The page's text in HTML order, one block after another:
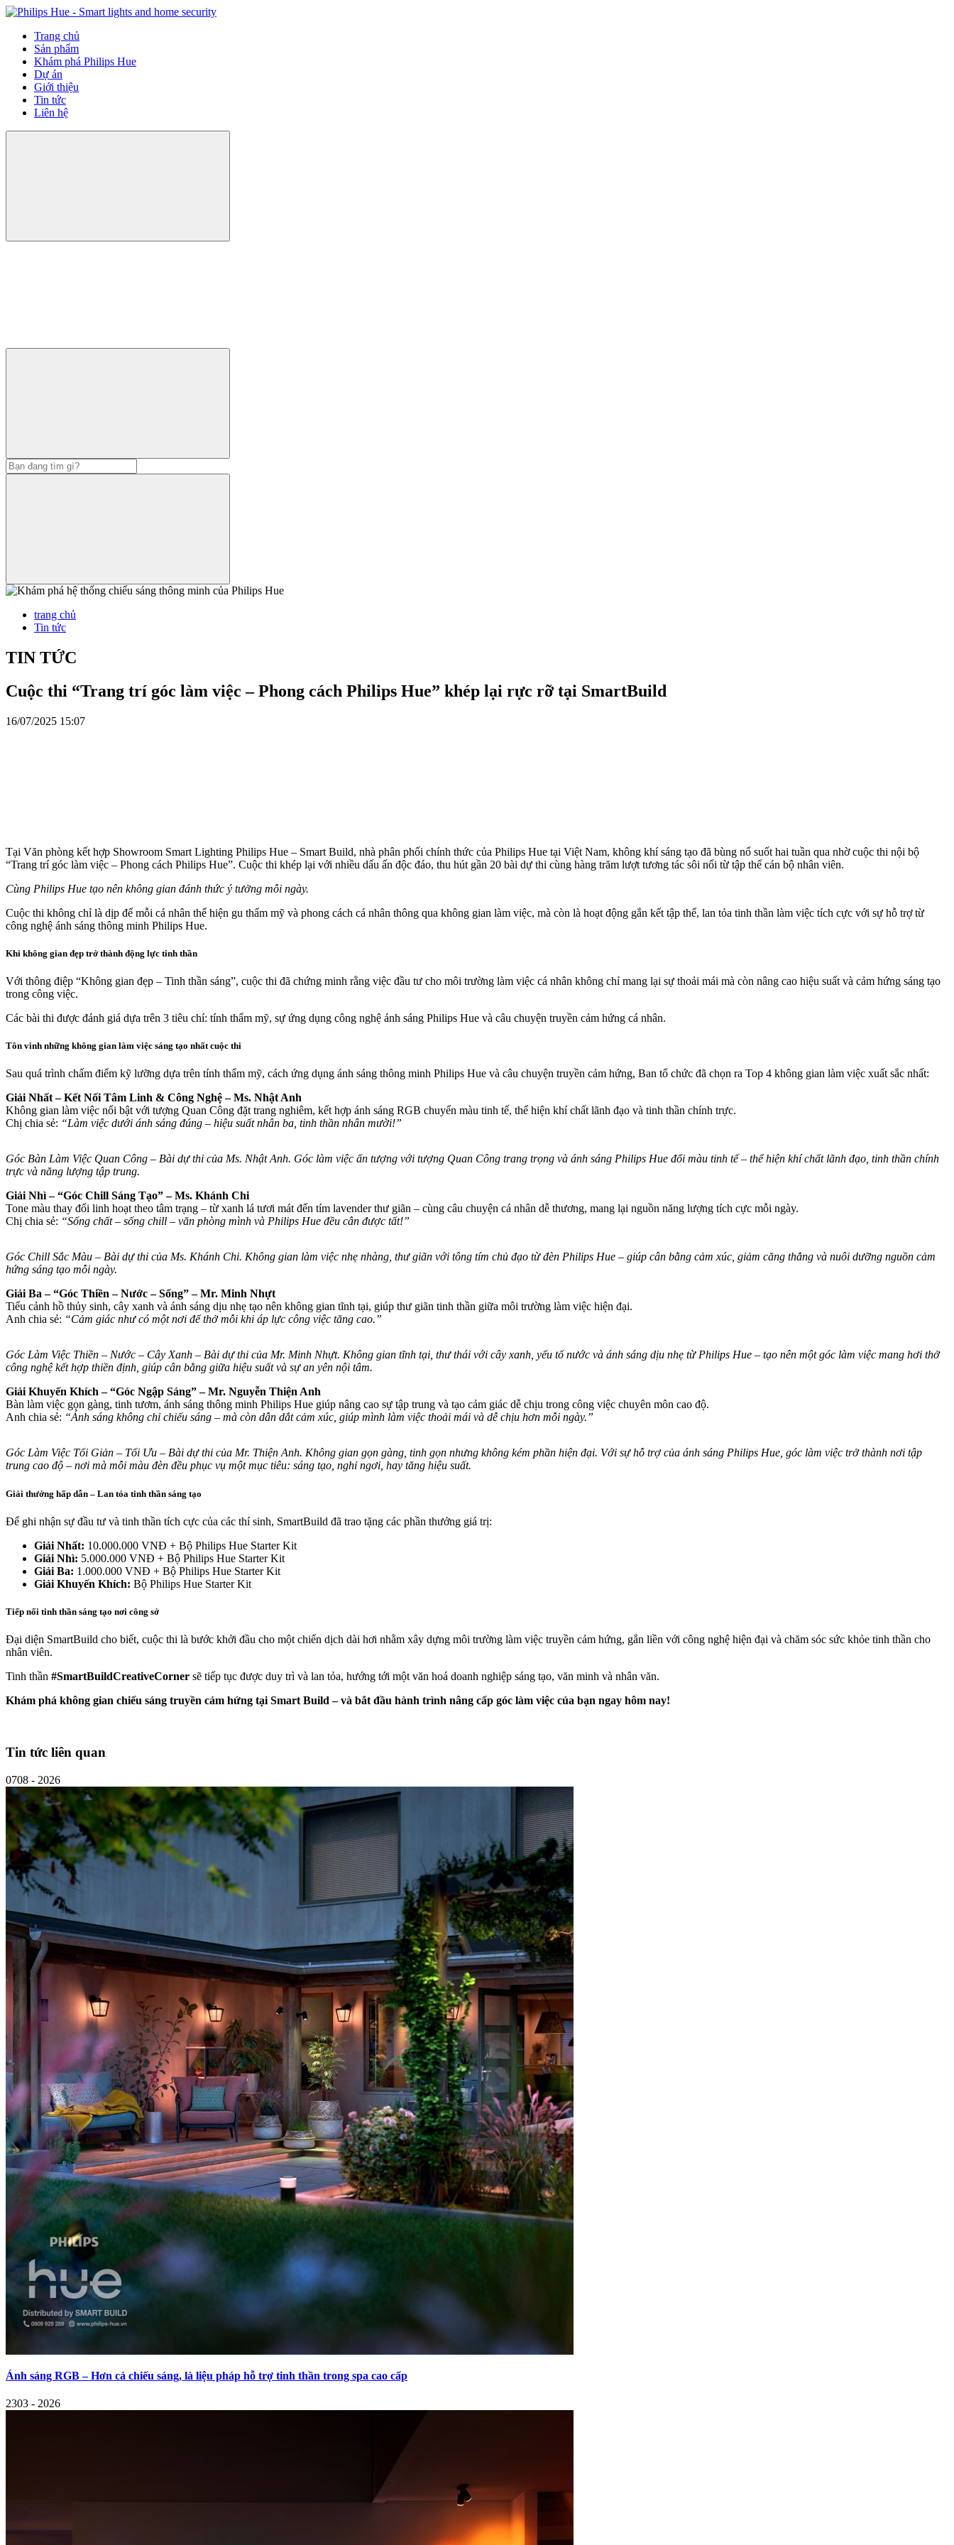
Trang chủ
Sản phẩm
Khám phá Philips Hue
Dự án
Giới thiệu
Tin tức
Liên hệ
trang chủ
Tin tức
TIN TỨC
Cuộc thi “Trang trí góc làm việc – Phong cách Philips Hue” khép lại rực rỡ tại SmartBuild
16/07/2025 15:07
Tại Văn phòng kết hợp Showroom Smart Lighting Philips Hue – Smart Build, nhà phân phối chính thức của Philips Hue tại Việt Nam, không khí sáng tạo đã bùng nổ suốt hai tuần qua nhờ cuộc thi nội bộ
“Trang trí góc làm việc – Phong cách Philips Hue”. Cuộc thi khép lại với nhiều dấu ấn độc đáo, thu hút gần 20 bài dự thi cùng hàng trăm lượt tương tác sôi nổi từ tập thể cán bộ nhân viên.
Cùng Philips Hue tạo nên không gian đánh thức ý tưởng mỗi ngày.
Cuộc thi không chỉ là dịp để mỗi cá nhân thể hiện gu thẩm mỹ và phong cách cá nhân thông qua không gian làm việc, mà còn là hoạt động gắn kết tập thể, lan tỏa tinh thần làm việc tích cực với sự hỗ trợ từ
công nghệ ánh sáng thông minh Philips Hue.
Khi không gian đẹp trở thành động lực tinh thần
Với thông điệp “Không gian đẹp – Tinh thần sáng”, cuộc thi đã chứng minh rằng việc đầu tư cho môi trường làm việc cá nhân không chỉ mang lại sự thoải mái mà còn nâng cao hiệu suất và cảm hứng sáng tạo
trong công việc.
Các bài thi được đánh giá dựa trên 3 tiêu chí: tính thẩm mỹ, sự ứng dụng công nghệ ánh sáng Philips Hue và câu chuyện truyền cảm hứng cá nhân.
Tôn vinh những không gian làm việc sáng tạo nhất cuộc thi
Sau quá trình chấm điểm kỹ lưỡng dựa trên tính thẩm mỹ, cách ứng dụng ánh sáng thông minh Philips Hue và câu chuyện truyền cảm hứng, Ban tổ chức đã chọn ra Top 4 không gian làm việc xuất sắc nhất:
Giải Nhất – Kết Nối Tâm Linh & Công Nghệ – Ms. Nhật Anh
Không gian làm việc nổi bật với tượng Quan Công đặt trang nghiêm, kết hợp ánh sáng RGB chuyển màu tinh tế, thể hiện khí chất lãnh đạo và tinh thần chính trực.
Chị chia sẻ: “Làm việc dưới ánh sáng đúng – hiệu suất nhân ba, tinh thần nhân mười!”
Góc Bàn Làm Việc Quan Công – Bài dự thi của Ms. Nhật Anh. Góc làm việc ấn tượng với tượng Quan Công trang trọng và ánh sáng Philips Hue đổi màu tinh tế – thể hiện khí chất lãnh đạo, tinh thần chính
trực và năng lượng tập trung.
Giải Nhì – “Góc Chill Sáng Tạo” – Ms. Khánh Chi
Tone màu thay đổi linh hoạt theo tâm trạng – từ xanh lá tươi mát đến tím lavender thư giãn – cùng câu chuyện cá nhân dễ thương, mang lại nguồn năng lượng tích cực mỗi ngày.
Chị chia sẻ: “Sống chất – sống chill – văn phòng mình và Philips Hue đều cân được tất!”
Góc Chill Sắc Màu – Bài dự thi của Ms. Khánh Chi. Không gian làm việc nhẹ nhàng, thư giãn với tông tím chủ đạo từ đèn Philips Hue – giúp cân bằng cảm xúc, giảm căng thẳng và nuôi dưỡng nguồn cảm
hứng sáng tạo mỗi ngày.
Giải Ba – “Góc Thiền – Nước – Sống” – Mr. Minh Nhựt
Tiểu cảnh hồ thủy sinh, cây xanh và ánh sáng dịu nhẹ tạo nên không gian tĩnh tại, giúp thư giãn tinh thần giữa môi trường làm việc hiện đại.
Anh chia sẻ: “Cảm giác như có một nơi để thở mỗi khi áp lực công việc tăng cao.”
Góc Làm Việc Thiền – Nước – Cây Xanh – Bài dự thi của Mr. Minh Nhựt. Không gian tĩnh tại, thư thái với cây xanh, yếu tố nước và ánh sáng dịu nhẹ từ Philips Hue – tạo nên một góc làm việc mang hơi thở
công nghệ kết hợp thiền định, giúp cân bằng giữa hiệu suất và sự an yên nội tâm.
Giải Khuyến Khích – “Góc Ngập Sáng” – Mr. Nguyễn Thiện Anh
Bàn làm việc gọn gàng, tinh tươm, ánh sáng thông minh Philips Hue giúp nâng cao sự tập trung và tạo cảm giác dễ chịu trong công việc chuyên môn cao độ.
Anh chia sẻ: “Ánh sáng không chỉ chiếu sáng – mà còn dẫn dắt cảm xúc, giúp mình làm việc thoải mái và dễ chịu hơn mỗi ngày.”
Góc Làm Việc Tối Giản – Tối Ưu – Bài dự thi của Mr. Thiện Anh. Không gian gọn gàng, tinh gọn nhưng không kém phần hiện đại. Với sự hỗ trợ của ánh sáng Philips Hue, góc làm việc trở thành nơi tập
trung cao độ – nơi mà mỗi màu đèn đều phục vụ một mục tiêu: sáng tạo, nghỉ ngơi, hay tăng hiệu suất.
Giải thưởng hấp dẫn – Lan tỏa tinh thần sáng tạo
Để ghi nhận sự đầu tư và tinh thần tích cực của các thí sinh, SmartBuild đã trao tặng các phần thưởng giá trị:
Giải Nhất: 10.000.000 VNĐ + Bộ Philips Hue Starter Kit
Giải Nhì: 5.000.000 VNĐ + Bộ Philips Hue Starter Kit
Giải Ba: 1.000.000 VNĐ + Bộ Philips Hue Starter Kit
Giải Khuyến Khích: Bộ Philips Hue Starter Kit
Tiếp nối tinh thần sáng tạo nơi công sở
Đại diện SmartBuild cho biết, cuộc thi là bước khởi đầu cho một chiến dịch dài hơi nhằm xây dựng môi trường làm việc truyền cảm hứng, gắn liền với công nghệ hiện đại và chăm sóc sức khỏe tinh thần cho
nhân viên.
Tinh thần #SmartBuildCreativeCorner sẽ tiếp tục được duy trì và lan tỏa, hướng tới một văn hoá doanh nghiệp sáng tạo, văn minh và nhân văn.
Khám phá không gian chiếu sáng truyền cảm hứng tại Smart Build – và bắt đầu hành trình nâng cấp góc làm việc của bạn ngay hôm nay!
Tin tức liên quan
0708 - 2026
Ánh sáng RGB – Hơn cả chiếu sáng, là liệu pháp hỗ trợ tinh thần trong spa cao cấp
2303 - 2026